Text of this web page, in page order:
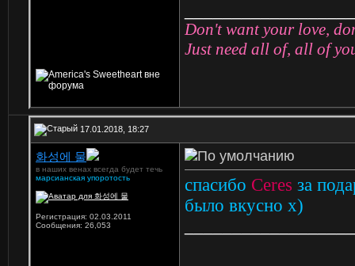
Don't want your love,
Just need all of, all of
17.01.2018, 18:27
화성에 물
в наших венах всегда будет течь
марсианская упоротость
Регистрация: 02.03.2011
Сообщения: 26,053
спасибо Ceres за
было вкусно х)